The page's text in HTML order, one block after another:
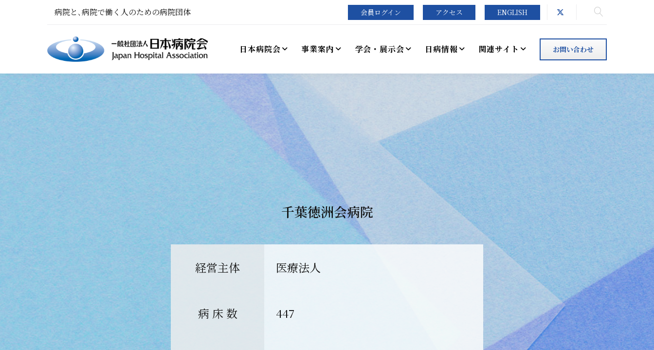
病院と､病院で働く人のための病院団体 会員ログイン アクセス ENGLISH
お問い合わせ
日本病院会 事業案内 学会・展示会 日病情報 関連サイト
千葉徳洲会病院
経営主体 医療法人
病 床 数 447